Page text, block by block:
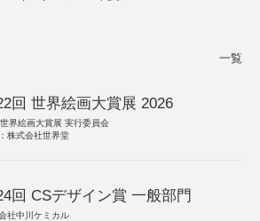
一覧
回 世界絵画大賞展 2026
世界絵画大賞展 実行委員会
株式会社世界堂
回 CSデザイン賞 一般部門
社中川ケミカル